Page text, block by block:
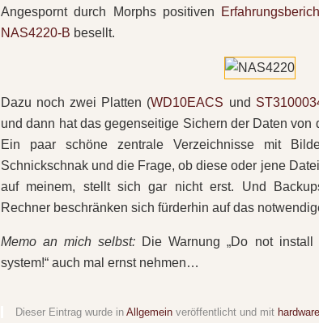
Angespornt durch Morphs positiven
NAS4220-B besellt.
Dazu noch zwei Platten (WD10EACS und
und dann hat das gegenseitige Sichern der Daten von
Ein paar schöne zentrale Verzeichnisse mit
Schnickschnak und die Frage, ob diese oder jene
auf meinem, stellt sich gar nicht erst. Und
Rechner beschränken sich fürderhin auf das
Memo an mich selbst: Die Warnung „Do not
system!“ auch mal ernst nehmen…
Dieser Eintrag wurde in Allgemein veröffentlicht und mit hardware